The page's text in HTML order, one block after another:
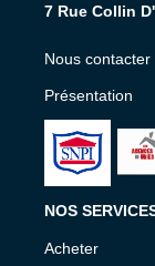
7 Rue Collin
Nous contacter
Présentation
NOS
Acheter